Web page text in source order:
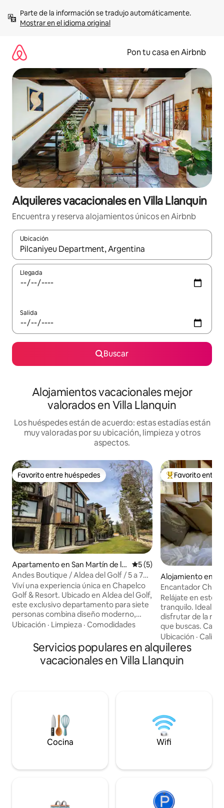
contenidoMostrar en el idioma original
Pon tu casa en Airbnb
Alquileres vacacionales en Villa Llanquin
Encuentra y reserva alojamientos únicos en Airbnb
Ubicación
Cuando los resultados estén disponibles, navega con las
Llegada
Salida
Buscar
Alojamientos vacacionales mejor
valorados en Villa Llanquin
Los huéspedes están de acuerdo: estas estadías están
muy valoradas por su ubicación, limpieza y otros
aspectos.
Favorito entre huéspedes
Favorito entre huéspedes
Apartamento en San Martín de lo
s Andes
Calificación promedio: 5
5 (5)
Andes Boutique / Aldea del Golf / 5 a 7
Pasajeros
Viví una experiencia única en Chapelco
Golf & Resort. Ubicado en Aldea del Golf,
este exclusivo departamento para siete
personas combina diseño moderno,
confort y la esencia de la Patagonia, con
diseñado por Jack Nicklaus y a la
cordillera. ✔ Amplio living-comedor ✔
Cocina con isla ✔ 3 habitaciones ✔ 2
Ubicación · Limpieza · Comodidades
Favorito entre
Favorito entre
Alojamiento en
e los Andes
Encantador
Resort
Relájate en este
tranquilo. Ideal
disfrutar de la naturaleza con el confort
que buscas. Cada estación tiene su
atractivo, te
conozcas. Casa familiar para 6 personas
ubicada en Chapelco Golf & Resort a 5
minutos del
de truchas.
Ubicación ·
Servicios populares en alquileres
vacacionales en Villa Llanquin
Cocina Wifi